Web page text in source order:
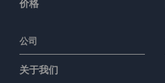
价格
公司
关于我们